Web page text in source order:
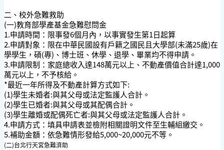
二、校外急難救助
(一)教育部學產基金急難慰問金
1.申請時間：限事發6個月內，以事實發生第1日起算
2.申請對象：限在中華民國設有戶籍之國民且大學部(未滿25歲)在
學學生，碩(專)、博士班、休學、退學、畢業均不得申請。
3.申請限制：家庭總收入達148萬元以上、不動產價值合計達1,000
萬元以上，不予核給。
*最近一年所得及不動產計算方式如下:
(1)學生未婚者:與其父母或法定監護人合計。
(2)學生已婚者:與其父母或其配偶合計。
(3)學生離婚或配偶死亡者:與其父母或法定監護人合計。
4.申請方式：填具申請表並檢附相關證明文件至生輔組繳交。
5.補助金額：依急難情形發給5,000~20,000元不等。
(二)台北行天宮急難濟助